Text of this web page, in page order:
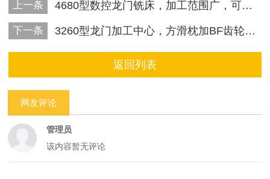
上一条 4680型数控龙门铣床，加工范围广，可实现高效高精度加工
下一条 3260型龙门加工中心，方滑枕加BF齿轮箱结构加工强劲有力。
返回列表
网友评论
管理员
该内容暂无评论